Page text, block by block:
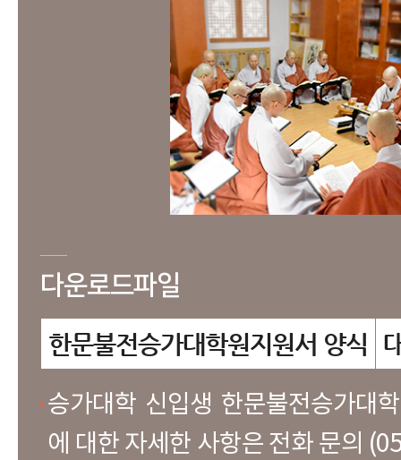
다운로드파일
한문불전승가대학원지원서 양식
승가대학 신입생 한문불전승가대
에 대한 자세한 사항은 전화 문의